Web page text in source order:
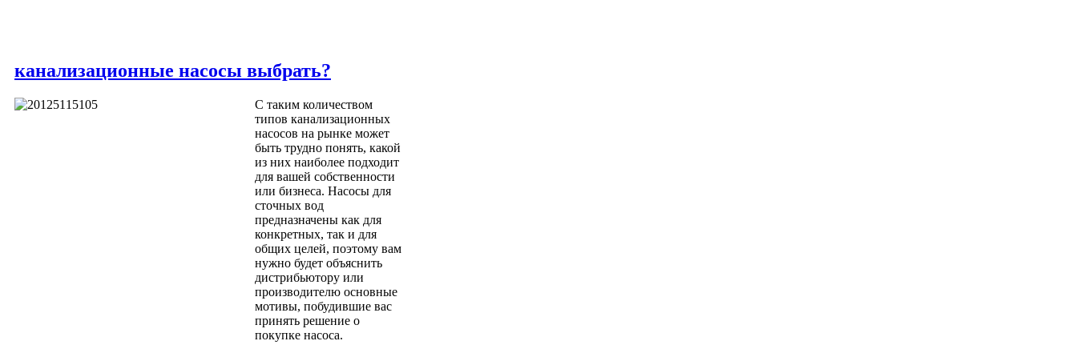
канализационные насосы выбрать?
С таким количеством
типов канализационных
насосов на рынке может
быть трудно понять, какой
из них наиболее подходит
для вашей собственности
или бизнеса. Насосы для
сточных вод
предназначены как для
конкретных, так и для
общих целей, поэтому вам
нужно будет объяснить
дистрибьютору или
производителю основные
мотивы, побудившие вас
принять решение о
покупке насоса.